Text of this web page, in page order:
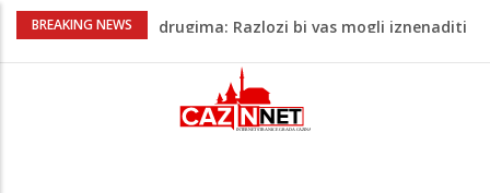
BREAKING NEWS
Barbarez o igračima iz dijaspore: Da su
"birali", a ne pripadali
Cazin: Bećirović i Ogrešević otvorili Muzej
„Kuća Nurije Pozderca“